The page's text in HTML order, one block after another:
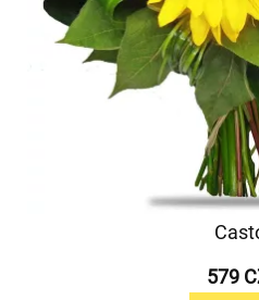
579